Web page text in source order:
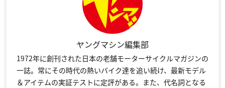
ヤングマシン編集部
1972年に創刊された日本の老舗モーターサイクルマガジンの
一誌。常にその時代の熱いバイク達を追い続け、最新モデル
＆アイテムの実証テストに定評がある。また、代名詞となる